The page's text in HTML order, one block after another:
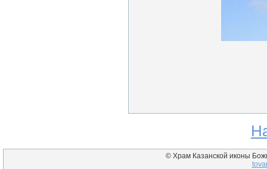
© Храм Казанской иконы